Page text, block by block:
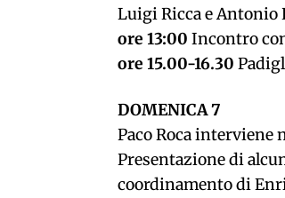
Luigi Ricca e Antonio
ore 13:00 Incontro
ore 15.00-16.30
DOMENICA 7
Paco Roca interviene
Presentazione di
coordinamento di